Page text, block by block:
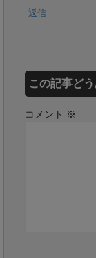
返信
この記事ど
コメント ※